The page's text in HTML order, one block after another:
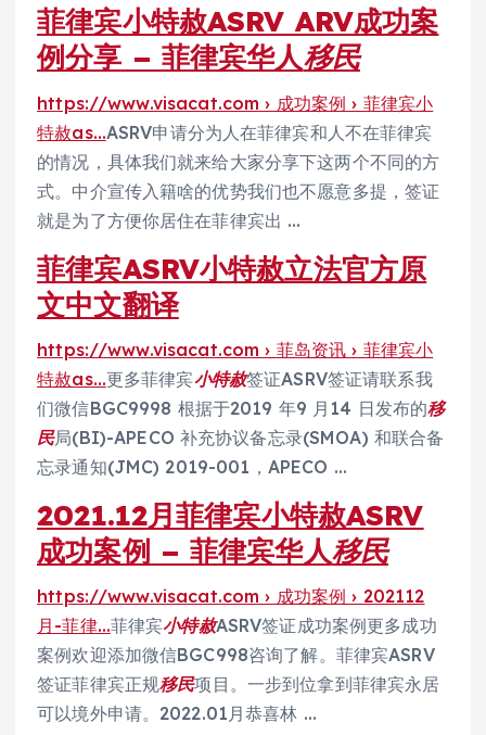
菲律宾小特赦ASRV ARV成功案
例分享 – 菲律宾华人移民
https://www.visacat.com › 成功案例 › 菲律宾小
特赦as…ASRV申请分为人在菲律宾和人不在菲律宾
的情况，具体我们就来给大家分享下这两个不同的方
式。中介宣传入籍啥的优势我们也不愿意多提，签证
就是为了方便你居住在菲律宾出 …
菲律宾ASRV小特赦立法官方原
文中文翻译
https://www.visacat.com › 菲岛资讯 › 菲律宾小
特赦as…更多菲律宾小特赦签证ASRV签证请联系我
们微信BGC9998 根据于2019 年9 月14 日发布的移
民局(BI)-APECO 补充协议备忘录(SMOA) 和联合备
忘录通知(JMC) 2019-001，APECO …
2021.12月菲律宾小特赦ASRV
成功案例 – 菲律宾华人移民
https://www.visacat.com › 成功案例 › 202112
月-菲律…菲律宾小特赦ASRV签证成功案例更多成功
案例欢迎添加微信BGC998咨询了解。菲律宾ASRV
签证菲律宾正规移民项目。一步到位拿到菲律宾永居
可以境外申请。2022.01月恭喜林 …